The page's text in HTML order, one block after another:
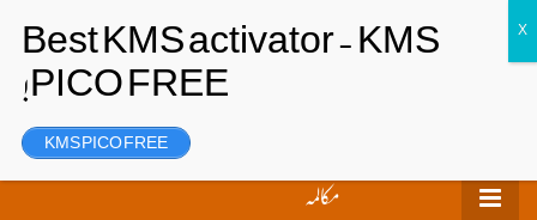
رجسٹر
مکالمہ
KMS PICO FREE